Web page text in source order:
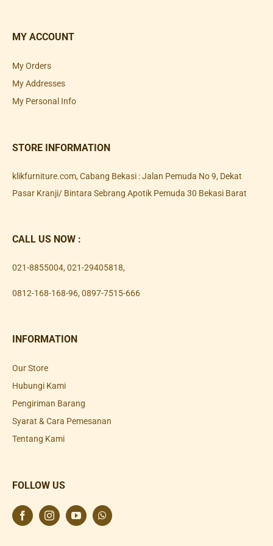
MY ACCOUNT
My Orders
My Addresses
My Personal Info
STORE INFORMATION
klikfurniture.com, Cabang Bekasi : Jalan Pemuda No 9, Dekat
Pasar Kranji/ Bintara Sebrang Apotik Pemuda 30 Bekasi Barat
CALL US NOW :
021-8855004, 021-29405818,
0812-168-168-96, 0897-7515-666
INFORMATION
Our Store
Hubungi Kami
Pengiriman Barang
Syarat & Cara Pemesanan
Tentang Kami
FOLLOW US